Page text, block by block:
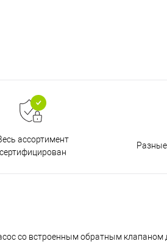
ассортимент
сертифицирован
со встроенным обратным клапаном